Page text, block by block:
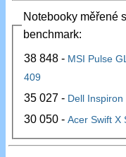
Notebooky měřené
benchmark:
38 848 - MSI Pulse
409
35 027 -
30 050 -Acer Swift X